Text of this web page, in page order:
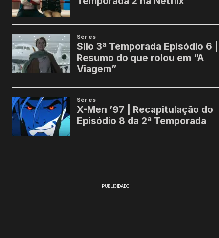
PUBLICIDADE